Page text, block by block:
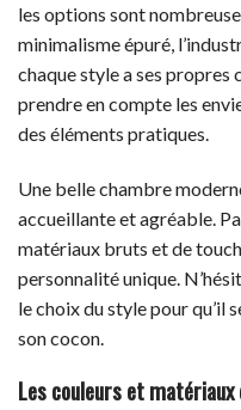
les options sont
minimalisme épuré,
chaque style a ses
prendre en compte les
des éléments pratiques.
Une belle chambre
accueillante et agréable.
matériaux bruts et de
personnalité unique.
le choix du style pour qu’il
son cocon.
Les couleurs et